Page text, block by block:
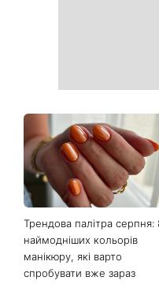
На фронті загинув Олексій
Юков — пошуковець, який
роками повертав тіла
загиблих воїнів